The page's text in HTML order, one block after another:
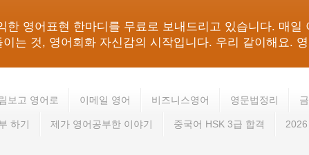
한 영어표현 한마디를 무료로 보내드리고 있습니다. 매일
는 것, 영어회화 자신감의 시작입니다. 우리 같이해요.
보고 영어로 이메일 영어 비즈니스영어 영문법정리
하기 제가 영어공부한 이야기 중국어 HSK 3급 합격